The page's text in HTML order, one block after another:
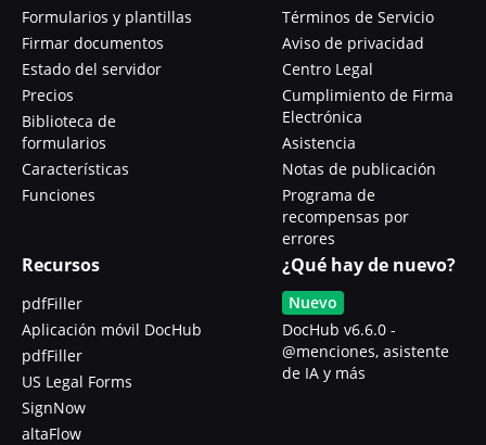
Formularios y plantillas
Firmar documentos
Estado del servidor
Precios
Biblioteca de
formularios
Características
Funciones
Términos de Servicio
Aviso de privacidad
Centro Legal
Cumplimiento de Firma
Electrónica
Asistencia
Notas de publicación
Programa de
recompensas por
errores
Recursos
pdfFiller
Aplicación móvil DocHub
pdfFiller
US Legal Forms
SignNow
altaFlow
¿Qué hay de nuevo?
Nuevo
DocHub v6.6.0 -
@menciones, asistente
de IA y más